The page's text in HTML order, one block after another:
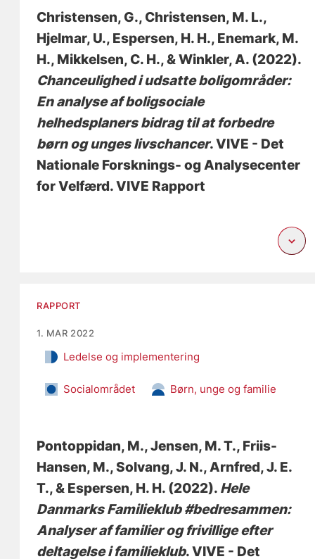
Christensen, G., Christensen, M. L.,
Hjelmar, U., Espersen, H. H., Enemark, M.
H., Mikkelsen, C. H., & Winkler, A. (2022).
Chanceulighed i udsatte boligområder:
En analyse af boligsociale
helhedsplaners bidrag til at forbedre
børn og unges livschancer. VIVE - Det
Nationale Forsknings- og Analysecenter
for Velfærd. VIVE Rapport
RAPPORT
1. MAR 2022
Ledelse og implementering
Socialområdet Børn, unge og familie
Pontoppidan, M., Jensen, M. T., Friis-
Hansen, M., Solvang, J. N., Arnfred, J. E.
T., & Espersen, H. H. (2022). Hele
Danmarks Familieklub #bedresammen:
Analyser af familier og frivillige efter
deltagelse i familieklub. VIVE - Det